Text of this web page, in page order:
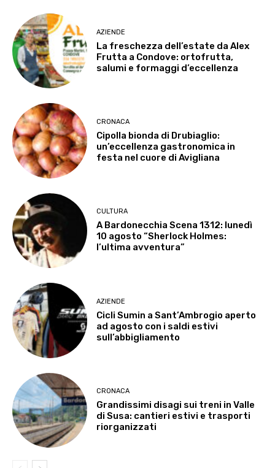
AZIENDE
La freschezza dell’estate da Alex
Frutta a Condove: ortofrutta,
salumi e formaggi d’eccellenza
CRONACA
Cipolla bionda di Drubiaglio:
un’eccellenza gastronomica in
festa nel cuore di Avigliana
CULTURA
A Bardonecchia Scena 1312: lunedì
10 agosto “Sherlock Holmes:
l’ultima avventura”
AZIENDE
Cicli Sumin a Sant’Ambrogio aperto
ad agosto con i saldi estivi
sull’abbigliamento
CRONACA
Grandissimi disagi sui treni in Valle
di Susa: cantieri estivi e trasporti
riorganizzati